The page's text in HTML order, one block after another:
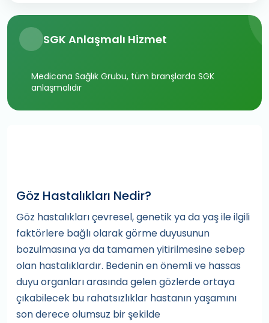
SGK Anlaşmalı Hizmet
Medicana Sağlık Grubu, tüm branşlarda SGK
anlaşmalıdır
Göz Hastalıkları Nedir?
Göz hastalıkları çevresel, genetik ya da yaş ile ilgili
faktörlere bağlı olarak görme duyusunun
bozulmasına ya da tamamen yitirilmesine sebep
olan hastalıklardır. Bedenin en önemli ve hassas
duyu organları arasında gelen gözlerde ortaya
çıkabilecek bu rahatsızlıklar hastanın yaşamını
son derece olumsuz bir şekilde